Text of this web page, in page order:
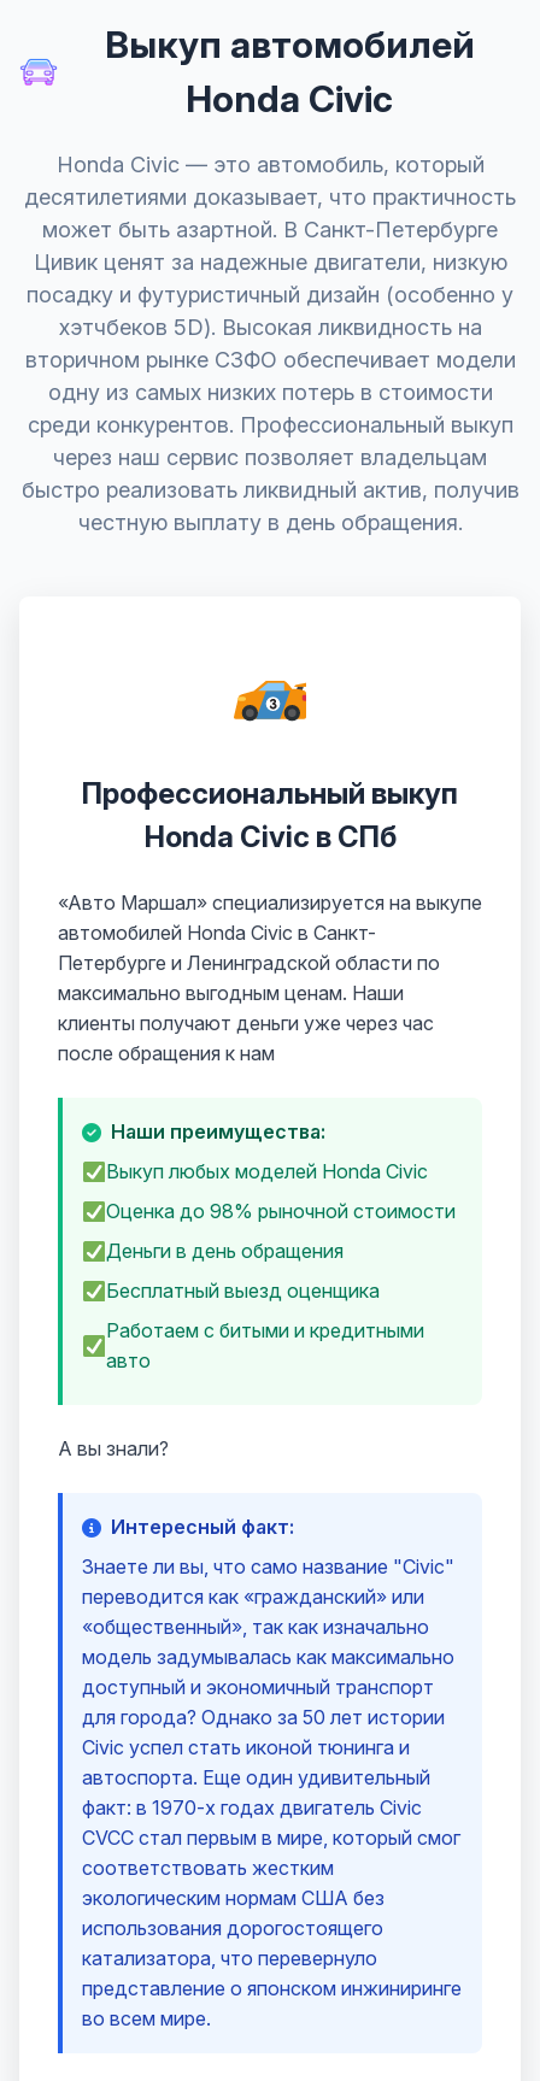
Выкуп автомобилей
Honda Civic
Honda Civic — это автомобиль, который
десятилетиями доказывает, что практичность
может быть азартной. В Санкт-Петербурге
Цивик ценят за надежные двигатели, низкую
посадку и футуристичный дизайн (особенно у
хэтчбеков 5D). Высокая ликвидность на
вторичном рынке СЗФО обеспечивает модели
одну из самых низких потерь в стоимости
среди конкурентов. Профессиональный выкуп
через наш сервис позволяет владельцам
быстро реализовать ликвидный актив, получив
честную выплату в день обращения.
Профессиональный выкуп
Honda Civic в СПб
«Авто Маршал» специализируется на выкупе
автомобилей Honda Civic в Санкт-
Петербурге и Ленинградской области по
максимально выгодным ценам. Наши
клиенты получают деньги уже через час
после обращения к нам
Наши преимущества:
Выкуп любых моделей Honda Civic
Оценка до 98% рыночной стоимости
Деньги в день обращения
Бесплатный выезд оценщика
Работаем с битыми и кредитными
авто
А вы знали?
Интересный факт:
Знаете ли вы, что само название "Civic"
переводится как «гражданский» или
«общественный», так как изначально
модель задумывалась как максимально
доступный и экономичный транспорт
для города? Однако за 50 лет истории
Civic успел стать иконой тюнинга и
автоспорта. Еще один удивительный
факт: в 1970-х годах двигатель Civic
CVCC стал первым в мире, который смог
соответствовать жестким
экологическим нормам США без
использования дорогостоящего
катализатора, что перевернуло
представление о японском инжиниринге
во всем мире.